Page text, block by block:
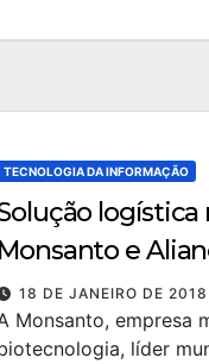
TECNOLOGIA DA INFORMAÇÃO
Monsanto e
18 DE JANEIRO DE 2018
Monsanto, empresa
líder